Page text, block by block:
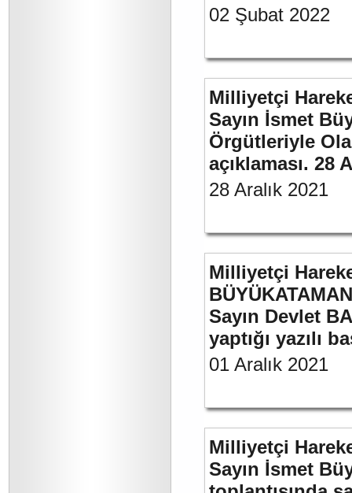
02 Şubat 2022
Milliyetçi
Sayın İsmet
Örgütleriyle
açıklaması. 28
28 Aralık 2021
Milliyetçi
Sayın Devlet
yaptığı yazılı
01 Aralık 2021
Milliyetçi
Sayın İsmet